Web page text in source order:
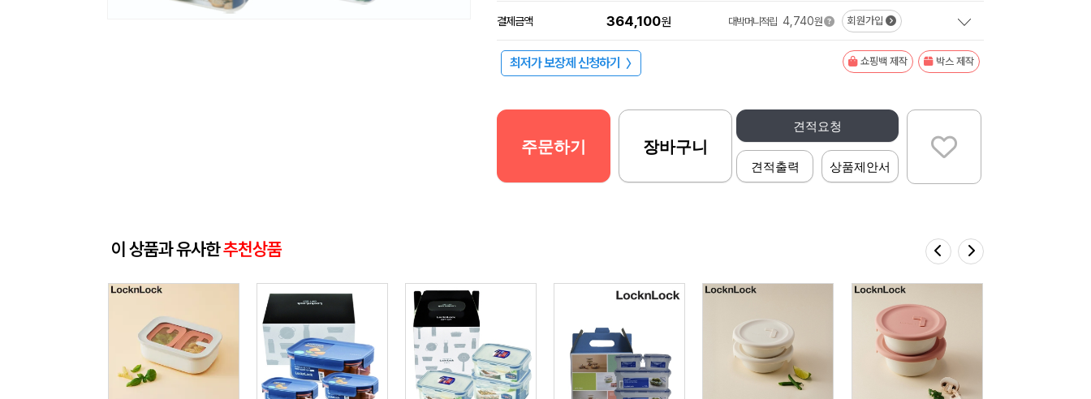
결제금액 364,100원 대박머니적립 4,740원 회원가입
최저가 보장제 신청하기 〉 쇼핑백 제작 박스 제작
견적요청
견적출력 상품제안서
주문하기 장바구니
이 상품과 유사한추천상품